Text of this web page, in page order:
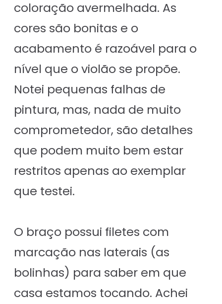
coloração avermelhada. As
cores são bonitas e o
acabamento é razoável para o
nível que o violão se propõe.
Notei pequenas falhas de
pintura, mas, nada de muito
comprometedor, são detalhes
que podem muito bem estar
restritos apenas ao exemplar
que testei.
O braço possui filetes com
marcação nas laterais (as
bolinhas) para saber em que
casa estamos tocando. Achei